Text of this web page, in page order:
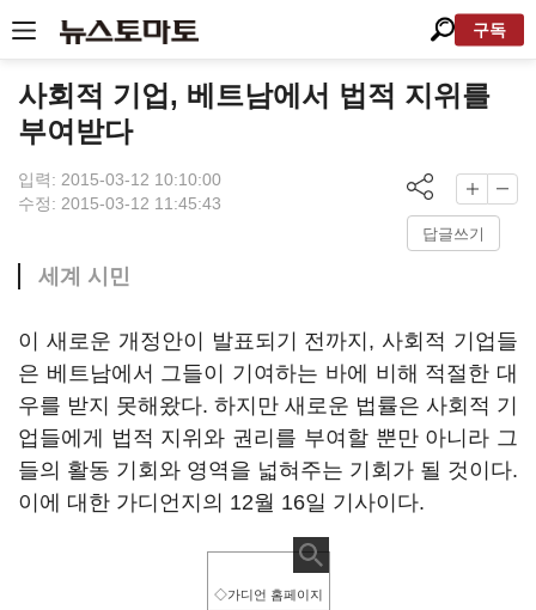
구독
사회적 기업, 베트남에서 법적 지위를
부여받다
입력: 2015-03-12 10:10:00
수정: 2015-03-12 11:45:43
답글쓰기
세계 시민
이 새로운 개정안이 발표되기 전까지, 사회적 기업들
은 베트남에서 그들이 기여하는 바에 비해 적절한 대
우를 받지 못해왔다. 하지만 새로운 법률은 사회적 기
업들에게 법적 지위와 권리를 부여할 뿐만 아니라 그
들의 활동 기회와 영역을 넓혀주는 기회가 될 것이다.
이에 대한 가디언지의 12월 16일 기사이다.
◇가디언 홈페이지